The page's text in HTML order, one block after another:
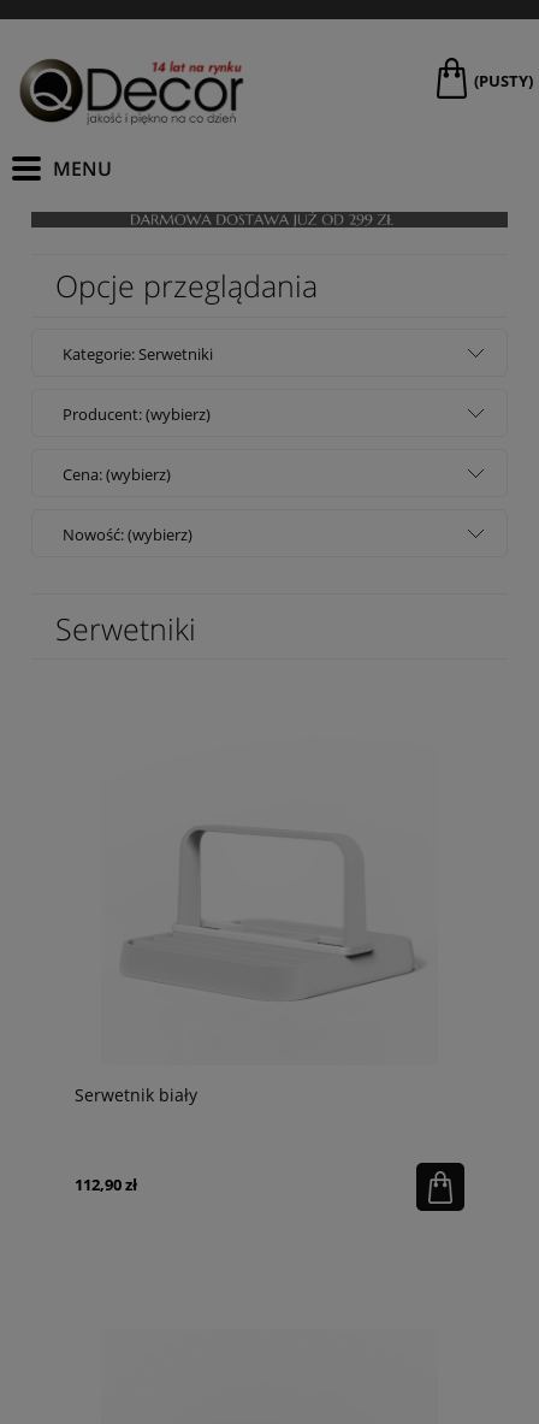
(PUSTY)
Opcje przeglądania
Kategorie: Serwetniki
Producent: (wybierz)
Cena: (wybierz)
Nowość: (wybierz)
Serwetniki
Serwetnik biały
112,90 zł